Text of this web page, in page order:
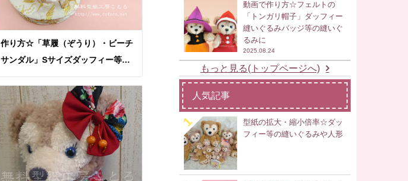
作り方☆「草履（ぞうり）・ビーチ
サンダル」Sサイズダッフィー等の
動画で作り方☆フェルトの
「トンガリ帽子」ダッフィー
縫いぐるみバッジ等の縫いぐ
るみに
2025.08.24
もっと見る(トップページへ)
人気記事
型紙の拡大・縮小倍率☆ダッ
フィー等の縫いぐるみや人形